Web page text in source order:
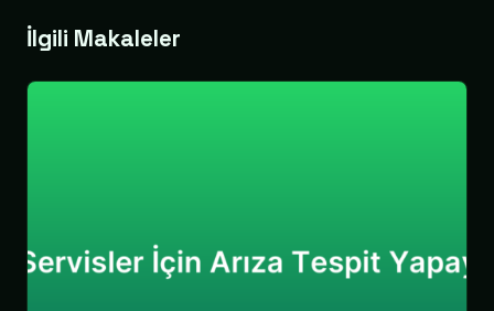
İlgili Makaleler